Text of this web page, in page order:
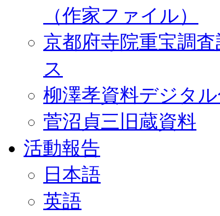
（作家ファイル）
京都府寺院重宝調
ス
柳澤孝資料デジタ
菅沼貞三旧蔵資料
活動報告
日本語
英語